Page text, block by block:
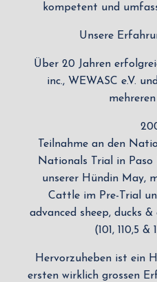
kompetent und
Unsere
Über 20 Jahren
inc., WEWASC e.V.
Teilnahme an den
Nationals Trial in
unserer Hündin May,
Cattle im Pre-Trial
advanced sheep, ducks
(101, 110,5
Hervorzuheben ist ein
ersten wirklich grossen